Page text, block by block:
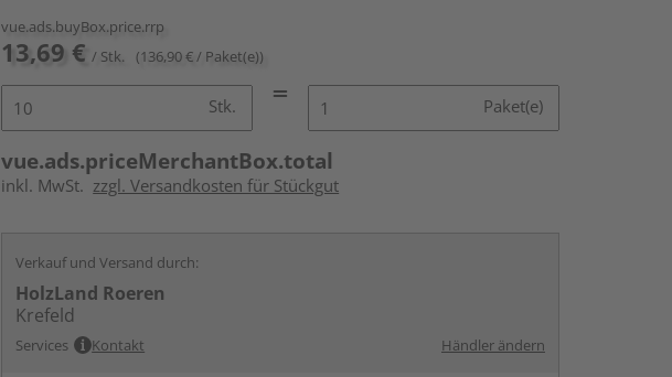
vue.ads.buyBox.price.rrp
13,69 € / Stk. (136,90 € / Paket(e))
Stk. Paket(e)
vue.ads.priceMerchantBox.total
inkl. MwSt. zzgl. Versandkosten für Stückgut
Verkauf und Versand durch:
HolzLand Roeren
Krefeld
Services Kontakt Händler ändern